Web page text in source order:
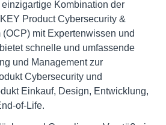
Kombination der
Product Cybersecurity &
mit Expertenwissen und
schnelle und umfassende
und Management zur
Cybersecurity und
Einkauf, Design, Entwicklung,
of-Life.